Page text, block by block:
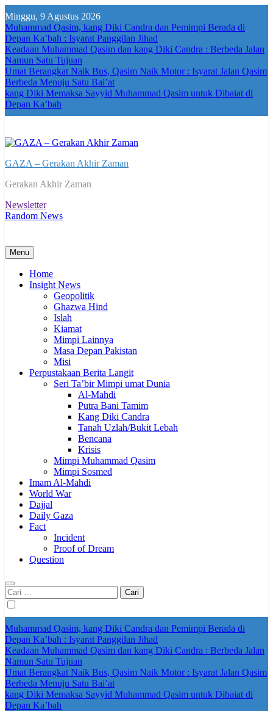
to
content
Minggu, 9 Agustus 2026
Muhammad Qasim, kang Diki Candra dan Pemimpi Berada di
Depan Ka’bah : Isyarat Panggilan Jihad
Keadaan Muhammad Qasim dan kang Diki Candra : Berbeda Jalan
Namun Satu Tujuan
Umat Berangkat Naik Bus, Qasim Naik Motor : Isyarat Jalan Qasim
Berbeda Menuju Satu Bai’at
kang Diki Memaksa Sayyid Muhammad Qasim untuk Dibaiat di
Depan Ka’bah
GAZA – Gerakan Akhir Zaman
Gerakan Akhir Zaman
Newsletter
Random News
Menu
Home
Insight News
Geopolitik
Ghazwa Hind
Islah
Kiamat
Mimpi Lainnya
Masa Depan Pakistan
Misi
Perpustakaan Berita Langit
Seri Ta’bir Mimpi umat Dunia
Al-Mahdi
Putra Bani Tamim
Kang Diki Candra
Tanah Uzlah/Bukit Lebah
Bencana
Krisis
Mimpi Muhammad Qasim
Mimpi Sosmed
Imam Al-Mahdi
World War
Dajjal
Daily Gaza
Fact
Incident
Proof of Dream
Question
Cari
untuk:
Muhammad Qasim, kang Diki Candra dan Pemimpi Berada di
Depan Ka’bah : Isyarat Panggilan Jihad
Keadaan Muhammad Qasim dan kang Diki Candra : Berbeda Jalan
Namun Satu Tujuan
Umat Berangkat Naik Bus, Qasim Naik Motor : Isyarat Jalan Qasim
Berbeda Menuju Satu Bai’at
kang Diki Memaksa Sayyid Muhammad Qasim untuk Dibaiat di
Depan Ka’bah